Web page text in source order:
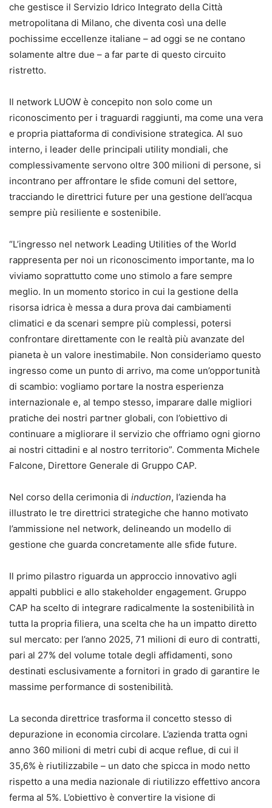
che gestisce il Servizio Idrico Integrato della Città
metropolitana di Milano, che diventa così una delle
pochissime eccellenze italiane – ad oggi se ne contano
solamente altre due – a far parte di questo circuito
ristretto.
Il network LUOW è concepito non solo come un
riconoscimento per i traguardi raggiunti, ma come una vera
e propria piattaforma di condivisione strategica. Al suo
interno, i leader delle principali utility mondiali, che
complessivamente servono oltre 300 milioni di persone, si
incontrano per affrontare le sfide comuni del settore,
tracciando le direttrici future per una gestione dell’acqua
sempre più resiliente e sostenibile.
“L’ingresso nel network Leading Utilities of the World
rappresenta per noi un riconoscimento importante, ma lo
viviamo soprattutto come uno stimolo a fare sempre
meglio. In un momento storico in cui la gestione della
risorsa idrica è messa a dura prova dai cambiamenti
climatici e da scenari sempre più complessi, potersi
confrontare direttamente con le realtà più avanzate del
pianeta è un valore inestimabile. Non consideriamo questo
ingresso come un punto di arrivo, ma come un’opportunità
di scambio: vogliamo portare la nostra esperienza
internazionale e, al tempo stesso, imparare dalle migliori
pratiche dei nostri partner globali, con l’obiettivo di
continuare a migliorare il servizio che offriamo ogni giorno
ai nostri cittadini e al nostro territorio”. Commenta Michele
Falcone, Direttore Generale di Gruppo CAP.
Nel corso della cerimonia di induction, l’azienda ha
illustrato le tre direttrici strategiche che hanno motivato
l’ammissione nel network, delineando un modello di
gestione che guarda concretamente alle sfide future.
Il primo pilastro riguarda un approccio innovativo agli
appalti pubblici e allo stakeholder engagement. Gruppo
CAP ha scelto di integrare radicalmente la sostenibilità in
tutta la propria filiera, una scelta che ha un impatto diretto
sul mercato: per l’anno 2025, 71 milioni di euro di contratti,
pari al 27% del volume totale degli affidamenti, sono
destinati esclusivamente a fornitori in grado di garantire le
massime performance di sostenibilità.
La seconda direttrice trasforma il concetto stesso di
depurazione in economia circolare. L’azienda tratta ogni
anno 360 milioni di metri cubi di acque reflue, di cui il
35,6% è riutilizzabile – un dato che spicca in modo netto
rispetto a una media nazionale di riutilizzo effettivo ancora
ferma al 5%. L’obiettivo è convertire la visione di